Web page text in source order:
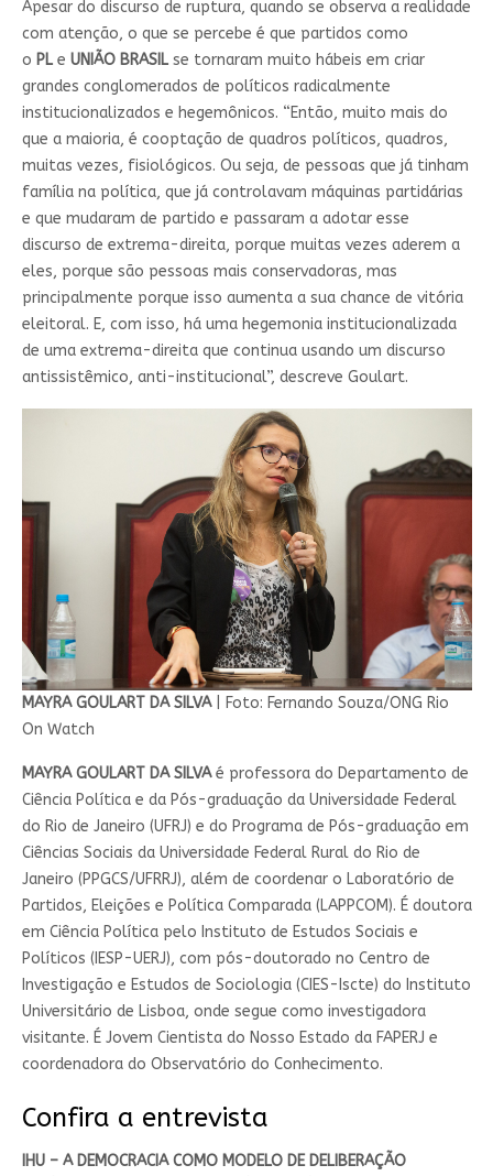
Apesar do discurso de ruptura, quando se observa a realidade
com atenção, o que se percebe é que partidos como
o PLe UNIÃO BRASILse tornaram muito hábeis em criar
grandes conglomerados de políticos radicalmente
institucionalizados e hegemônicos. “Então, muito mais do
que a maioria, é cooptação de quadros políticos, quadros,
muitas vezes, fisiológicos. Ou seja, de pessoas que já tinham
família na política, que já controlavam máquinas partidárias
e que mudaram de partido e passaram a adotar esse
discurso de extrema-direita, porque muitas vezes aderem a
eles, porque são pessoas mais conservadoras, mas
principalmente porque isso aumenta a sua chance de vitória
eleitoral. E, com isso, há uma hegemonia institucionalizada
de uma extrema-direita que continua usando um discurso
antissistêmico, anti-institucional”, descreve Goulart.
MAYRA GOULART DA SILVA| Foto: Fernando Souza/ONG Rio
On Watch
MAYRA GOULART DA SILVAé professora do Departamento de
Ciência Política e da Pós-graduação da Universidade Federal
do Rio de Janeiro (UFRJ) e do Programa de Pós-graduação em
Ciências Sociais da Universidade Federal Rural do Rio de
Janeiro (PPGCS/UFRRJ), além de coordenar o Laboratório de
Partidos, Eleições e Política Comparada (LAPPCOM). É doutora
em Ciência Política pelo Instituto de Estudos Sociais e
Políticos (IESP-UERJ), com pós-doutorado no Centro de
Investigação e Estudos de Sociologia (CIES-Iscte) do Instituto
Universitário de Lisboa, onde segue como investigadora
visitante. É Jovem Cientista do Nosso Estado da FAPERJ e
coordenadora do Observatório do Conhecimento.
Confira a entrevista
IHU – A DEMOCRACIA COMO MODELO DE DELIBERAÇÃO